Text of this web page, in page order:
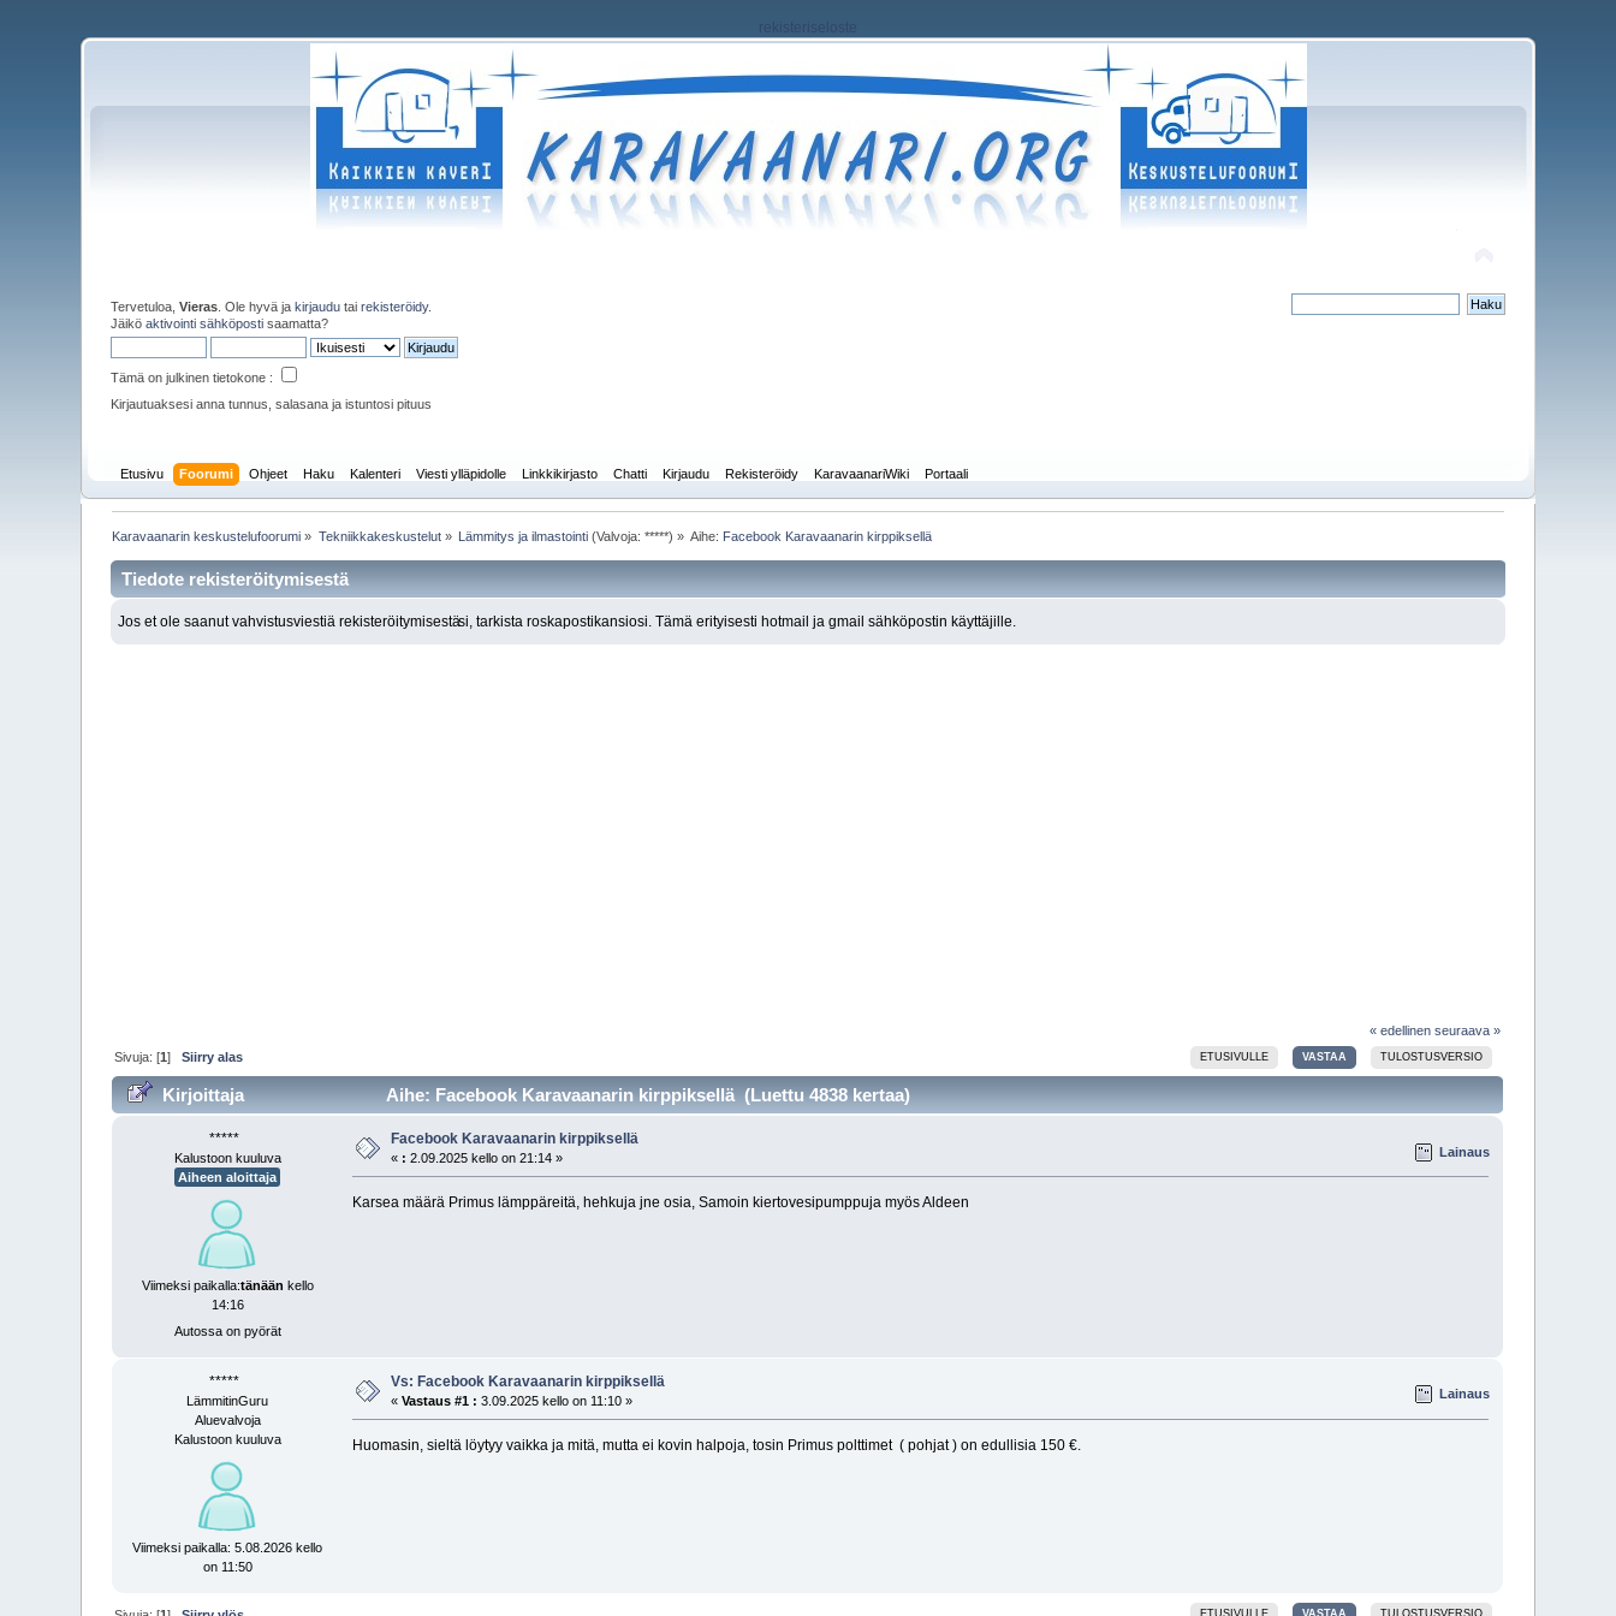
rekisteriseloste
Tervetuloa,Vieras . Ole hyvä jakirjaudu tairekisteröidy.
Jäiköaktivointi sähköposti saamatta?
Tämä on julkinen tietokone :
Kirjautuaksesi anna tunnus, salasana ja istuntosi pituus
Etusivu Foorumi Ohjeet Haku Kalenteri Viesti ylläpidolle Linkkikirjasto Chatti Kirjaudu Rekisteröidy KaravaanariWiki Portaali
Karavaanarin keskustelufoorumi » Tekniikkakeskustelut» Lämmitys ja ilmastointi (Valvoja: *****) » Aihe: Facebook Karavaanarin kirppiksellä
Tiedote rekisteröitymisestä
Jos et ole saanut vahvistusviestiä rekisteröitymisestäsi, tarkista roskapostikansiosi. Tämä erityisesti hotmail ja gmail sähköpostin käyttäjille.
« edellinen seuraava »
ETUSIVULLE VASTAA TULOSTUSVERSIO
Sivuja: [1]Siirry alas
Kirjoittaja Aihe: Facebook Karavaanarin kirppiksellä (Luettu 4838 kertaa)
*****
Kalustoon kuuluva
Aiheen aloittaja
Viimeksi paikalla:tänään kello
14:16
Autossa on pyörät
Facebook Karavaanarin kirppiksellä
« : 2.09.2025 kello on 21:14 » Lainaus
Karsea määrä Primus lämppäreitä, hehkuja jne osia, Samoin kiertovesipumppuja myös Aldeen
*****
LämmitinGuru
Aluevalvoja
Kalustoon kuuluva
Viimeksi paikalla: 5.08.2026 kello
on 11:50
Vs: Facebook Karavaanarin kirppiksellä
«Vastaus #1 : 3.09.2025 kello on 11:10 » Lainaus
Huomasin, sieltä löytyy vaikka ja mitä, mutta ei kovin halpoja, tosin Primus polttimet ( pohjat ) on edullisia 150 €.